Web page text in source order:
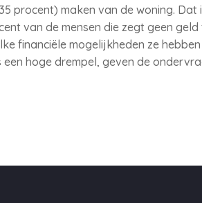
procent) maken van de woning.
van de mensen die zegt geen
financiële mogelijkheden ze
een hoge drempel, geven de